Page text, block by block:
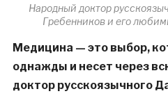
Народный доктор
Гребенников и его
Медицина — это выбор,
однажды и несет через
доктор русскоязычного